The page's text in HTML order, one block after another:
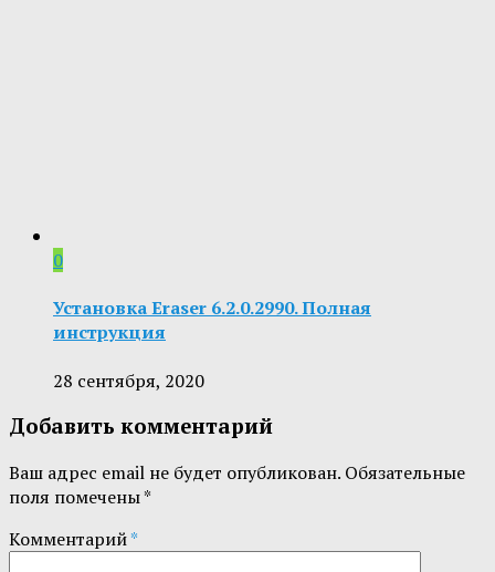
0
Установка Eraser 6.2.0.2990. Полная
инструкция
28 сентября, 2020
Добавить комментарий
Ваш адрес email не будет опубликован. Обязательные
поля помечены*
Комментарий*